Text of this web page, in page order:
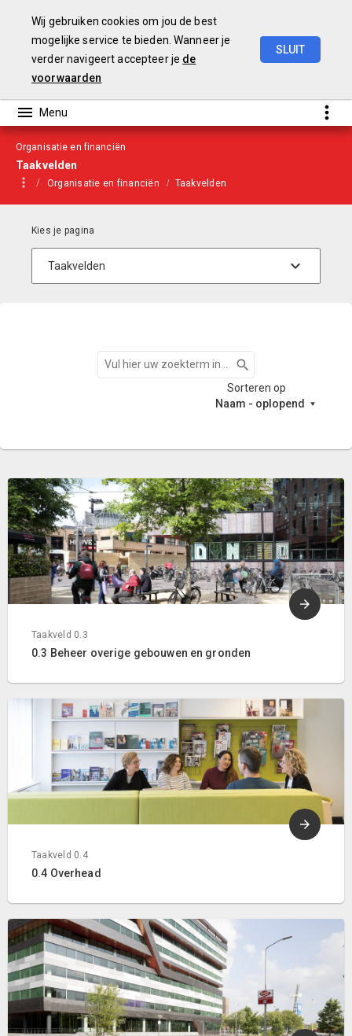
Organisatie en financiën
Taakvelden
Organisatie en financiën Taakvelden
Zoeken
Sorteren op
Naam - oplopend
Taakveld 0.3
0.3 Beheer overige gebouwen en gronden
Taakveld 0.4
0.4 Overhead
Wij gebruiken cookies om jou de best
mogelijke service te bieden. Wanneer je
verder navigeert accepteer je de
voorwaarden
SLUIT